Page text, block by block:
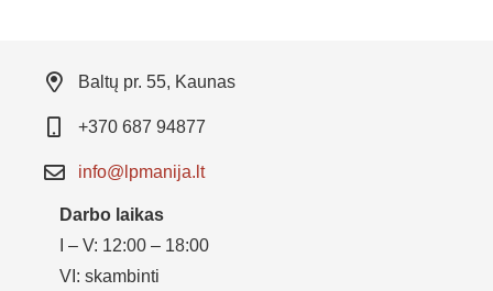
Baltų pr. 55, Kaunas
+370 687 94877
info@lpmanija.lt
Darbo laikas
I – V: 12:00 – 18:00
VI: skambinti